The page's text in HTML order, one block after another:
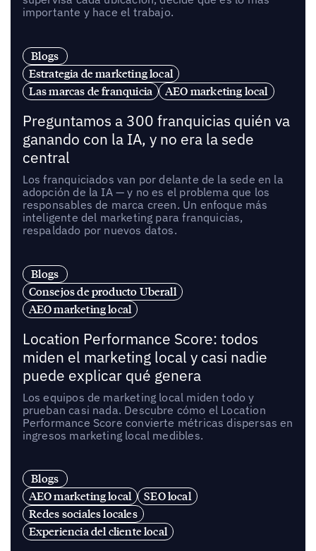
importante y hace el trabajo.
Blogs
Estrategia de marketing local
Las marcas de franquicia
AEO marketing local
Preguntamos a 300 franquicias quién va
ganando con la IA, y no era la sede
central
Los franquiciados van por delante de la sede en la
adopción de la IA — y no es el problema que los
responsables de marca creen. Un enfoque más
inteligente del marketing para franquicias,
respaldado por nuevos datos.
Blogs
Consejos de producto Uberall
AEO marketing local
Location Performance Score: todos
miden el marketing local y casi nadie
puede explicar qué genera
Los equipos de marketing local miden todo y
prueban casi nada. Descubre cómo el Location
Performance Score convierte métricas dispersas en
ingresos marketing local medibles.
Blogs
AEO marketing local
SEO local
Redes sociales locales
Experiencia del cliente local